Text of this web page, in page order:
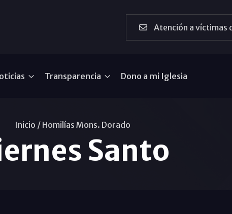
Atención a víctimas
Transparencia Dono a mi Iglesia
Inicio / Homilías Mons. Dorado
Santo